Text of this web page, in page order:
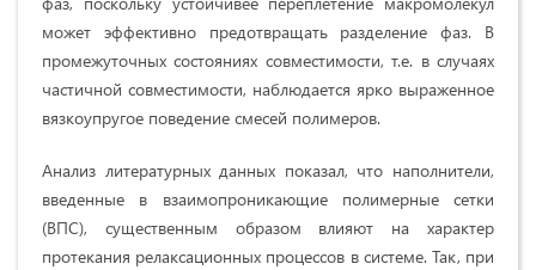
может эффективно предотвращать разделение фаз. В
промежуточных состояниях совместимости, т.е. в случаях
частичной совместимости, наблюдается ярко выраженное
вязкоупругое поведение смесей полимеров.
Анализ литературных данных показал, что наполнители,
введенные в взаимопроникающие полимерные сетки
(ВПС), существенным образом влияют на характер
протекания релаксационных процессов в системе. Так, при